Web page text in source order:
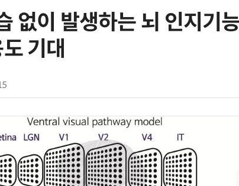
없이 발생하는 뇌 인지기
기대
6
[K-과
부,
빛 신
9
[르포
경 다
제공